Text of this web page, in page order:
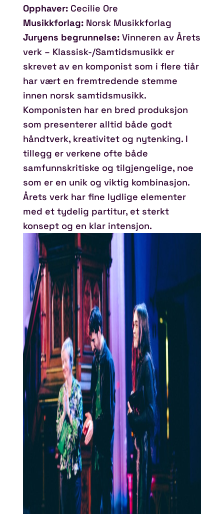
Opphaver: Cecilie Ore
Musikkforlag: Norsk Musikkforlag
Juryens begrunnelse:Vinneren av Årets
verk – Klassisk-/Samtidsmusikk er
skrevet av en komponist som i flere tiår
har vært en fremtredende stemme
innen norsk samtidsmusikk.
Komponisten har en bred produksjon
som presenterer alltid både godt
håndtverk, kreativitet og nytenking. I
tillegg er verkene ofte både
samfunnskritiske og tilgjengelige, noe
som er en unik og viktig kombinasjon.
Årets verk har fine lydlige elementer
med et tydelig partitur, et sterkt
konsept og en klar intensjon.